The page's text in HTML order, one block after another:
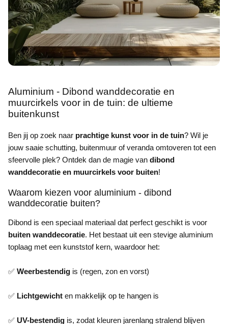
Aluminium - Dibond wanddecoratie en
muurcirkels voor in de tuin: de ultieme
buitenkunst
Ben jij op zoek naar prachtige kunst voor in de tuin? Wil je
jouw saaie schutting, buitenmuur of veranda omtoveren tot een
sfeervolle plek? Ontdek dan de magie van dibond
wanddecoratie en muurcirkels voor buiten!
Waarom kiezen voor aluminium - dibond
wanddecoratie buiten?
Dibond is een speciaal materiaal dat perfect geschikt is voor
buiten wanddecoratie. Het bestaat uit een stevige aluminium
toplaag met een kunststof kern, waardoor het:
✅ Weerbestendig is (regen, zon en vorst)
✅ Lichtgewicht en makkelijk op te hangen is
✅ UV-bestendig is, zodat kleuren jarenlang stralend blijven